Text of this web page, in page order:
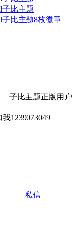
8枚徽章
子比主题正版用户
1239073049
私信